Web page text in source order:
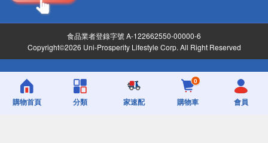
食品業者登錄字號 A-122662550-00000-6
Copyright©2026 Uni-Prosperity Lifestyle Corp. All Right Reserved
購物首頁 分類 家速配
0
購物車 會員